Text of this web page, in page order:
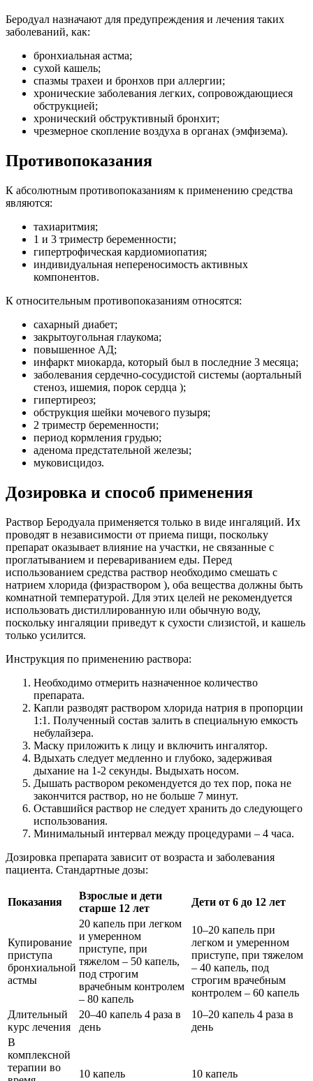
Беродуал назначают для предупреждения и лечения таких
заболеваний, как:
бронхиальная астма;
сухой кашель;
спазмы трахеи и бронхов при аллергии;
хронические заболевания легких, сопровождающиеся
обструкцией;
хронический обструктивный бронхит;
чрезмерное скопление воздуха в органах (эмфизема).
Противопоказания
К абсолютным противопоказаниям к применению средства
являются:
тахиаритмия;
1 и 3 триместр беременности;
гипертрофическая кардиомиопатия;
индивидуальная непереносимость активных
компонентов.
К относительным противопоказаниям относятся:
сахарный диабет;
закрытоугольная глаукома;
повышенное АД;
инфаркт миокарда, который был в последние 3 месяца;
заболевания сердечно-сосудистой системы (аортальный
стеноз, ишемия, порок сердца );
гипертиреоз;
обструкция шейки мочевого пузыря;
2 триместр беременности;
период кормления грудью;
аденома предстательной железы;
муковисцидоз.
Дозировка и способ применения
Раствор Беродуала применяется только в виде ингаляций. Их
проводят в независимости от приема пищи, поскольку
препарат оказывает влияние на участки, не связанные с
проглатыванием и перевариванием еды. Перед
использованием средства раствор необходимо смешать с
натрием хлорида (физраствором ), оба вещества должны быть
комнатной температурой. Для этих целей не рекомендуется
использовать дистиллированную или обычную воду,
поскольку ингаляции приведут к сухости слизистой, и кашель
только усилится.
Инструкция по применению раствора:
Необходимо отмерить назначенное количество
препарата.
Капли разводят раствором хлорида натрия в пропорции
1:1. Полученный состав залить в специальную емкость
небулайзера.
Маску приложить к лицу и включить ингалятор.
Вдыхать следует медленно и глубоко, задерживая
дыхание на 1-2 секунды. Выдыхать носом.
Дышать раствором рекомендуется до тех пор, пока не
закончится раствор, но не больше 7 минут.
Оставшийся раствор не следует хранить до следующего
использования.
Минимальный интервал между процедурами – 4 часа.
Дозировка препарата зависит от возраста и заболевания
пациента. Стандартные дозы:
Показания
Взрослые и дети
старше 12 лет
Дети от 6 до 12 лет
Купирование
приступа
бронхиальной
астмы
20 капель при легком
и умеренном
приступе, при
тяжелом – 50 капель,
под строгим
врачебным контролем
– 80 капель
10–20 капель при
легком и умеренном
приступе, при тяжелом
– 40 капель, под
строгим врачебным
контролем – 60 капель
Длительный
курс лечения
20–40 капель 4 раза в
день
10–20 капель 4 раза в
день
В
комплексной
терапии во
10 капель 10 капель